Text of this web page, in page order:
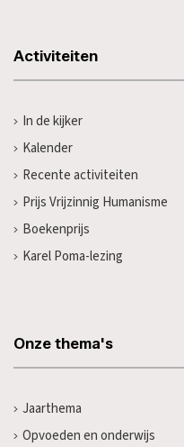
Activiteiten
In de kijker
Kalender
Recente activiteiten
Prijs Vrijzinnig Humanisme
Boekenprijs
Karel Poma-lezing
Onze thema's
Jaarthema
Opvoeden en onderwijs